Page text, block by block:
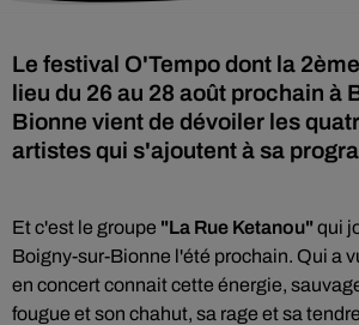
Le festival O'Tempo dont la
lieu du 26 au 28 août prochain à
Bionne vient de dévoiler les
artistes qui s'ajoutent à sa
Et c'est le groupe "La Rue Ketanou"qui
Boigny-sur-Bionne l'été prochain. Qui a
en concert connait cette énergie,
fougue et son chahut, sa rage et sa